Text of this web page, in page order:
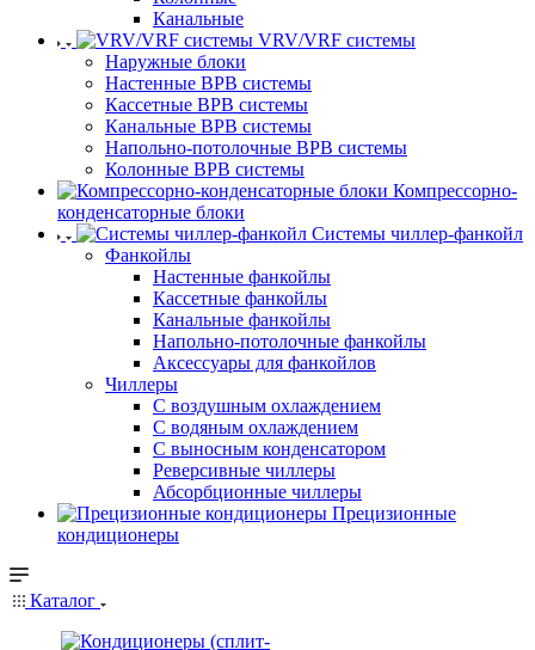
Канальные
VRV/VRF системы
Наружные блоки
Настенные ВРВ системы
Кассетные ВРВ системы
Канальные ВРВ системы
Напольно-потолочные ВРВ системы
Колонные ВРВ системы
Компрессорно-
конденсаторные блоки
Системы чиллер-фанкойл
Фанкойлы
Настенные фанкойлы
Кассетные фанкойлы
Канальные фанкойлы
Напольно-потолочные фанкойлы
Аксессуары для фанкойлов
Чиллеры
С воздушным охлаждением
С водяным охлаждением
С выносным конденсатором
Реверсивные чиллеры
Абсорбционные чиллеры
Прецизионные
кондиционеры
Каталог